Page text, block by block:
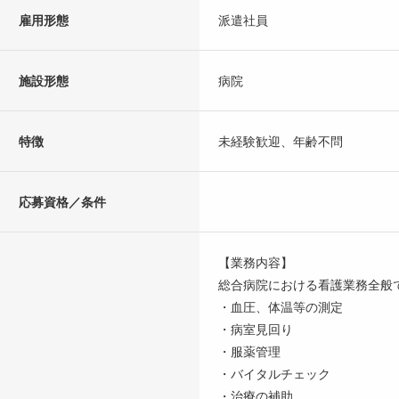
雇用形態 派遣社員
施設形態 病院
特徴 未経験歓迎、年齢不問
応募資格／条件
【業務内容】
総合病院における看護業務全般
・血圧、体温等の測定
・病室見回り
・服薬管理
・バイタルチェック
・治療の補助